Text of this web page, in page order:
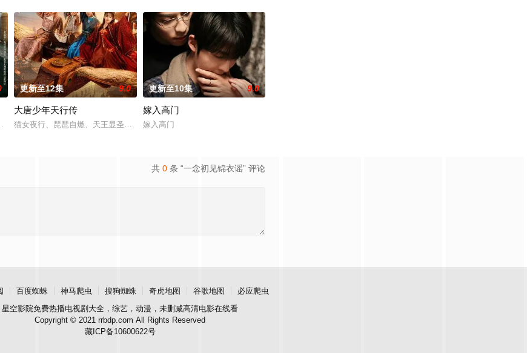
、郁南县人民政府共同拍摄的20集乡村振兴主题剧集。该剧聚焦都市青年返乡主题，以女主角黄
琳（黄杨钿甜 饰），虽自小被父母忽视，在艰苦环境中长大，但她始终刻苦学习，憧憬未来。为此，苏琳苦练口语并争取到了英文朗
更新至12集 9.0
大唐少年天行传
猫女夜行、琵琶自燃、天王显圣、少年失踪......长安怪事扎堆？少年神探慕天行携竹马神探社成员横扫诡事，从市井少年到长安神探，四人并肩踏平
更新至10集 9.0
嫁入高门
嫁入高门
共 0 条 “一念初见锦衣谣” 评论
百度蜘蛛 神马爬虫 搜狗蜘蛛 奇虎地图 谷歌地图
必应爬虫
星空影院免费热播电视剧大全，综艺，动漫，未删减高清电影在线看
Copyright © 2021 rrbdp.com All Rights Reserved
藏ICP备10600622号